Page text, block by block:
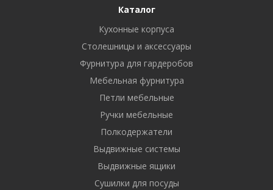
Каталог
Кухонные корпуса
Столешницы и аксессуары
Фурнитура для гардеробов
Мебельная фурнитура
Петли мебельные
Ручки мебельные
Полкодержатели
Выдвижные системы
Выдвижные ящики
Сушилки для посуды